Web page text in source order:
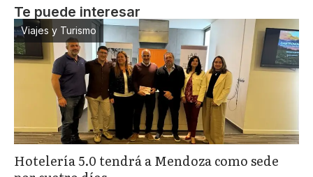
Te puede interesar
Viajes y Turismo
Hotelería 5.0 tendrá a Mendoza como sede